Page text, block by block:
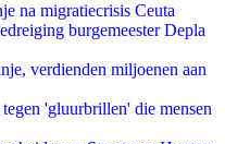
na migratiecrisis Ceuta
burgemeester Depla
verdienden miljoenen aan
'gluurbrillen' die mensen